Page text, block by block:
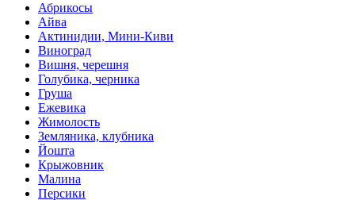
Абрикосы
Айва
Актинидии, Мини-Киви
Виноград
Вишня, черешня
Голубика, черника
Груша
Ежевика
Жимолость
Земляника, клубника
Йошта
Крыжовник
Малина
Персики